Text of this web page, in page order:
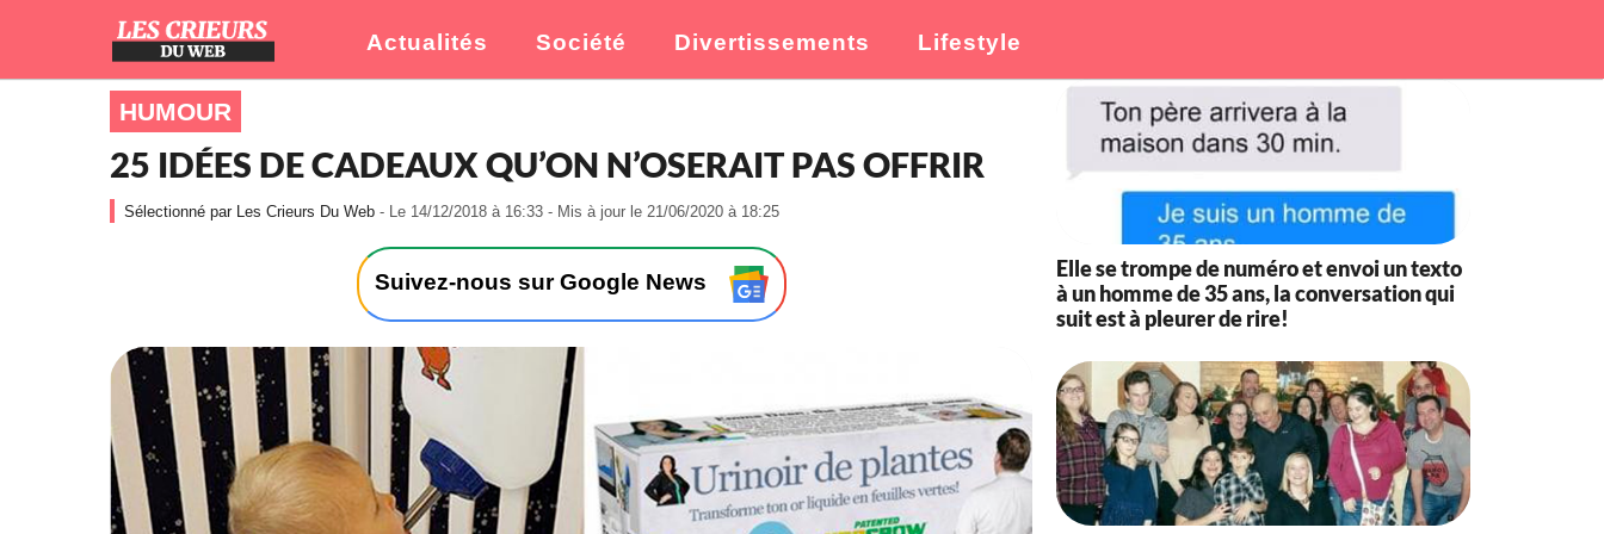
Actualités Société Divertissements Lifestyle
HUMOUR
25 IDÉES DE CADEAUX QU’ON N’OSERAIT PAS OFFRIR
Les Crieurs Du Web - Le 14/12/2018 à 16:33 - Mis à jour le 21/06/2020 à 18:25
e
1
4
2
0
1
8
à
1
Suivez-nous sur Google News
Elle se trompe de numéro et envoi un texto
à un homme de 35 ans, la conversation qui
suit est à pleurer de rire!